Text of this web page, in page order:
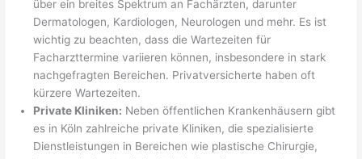
über ein breites Spektrum an Fachärzten, darunter
Dermatologen, Kardiologen, Neurologen und mehr. Es ist
wichtig zu beachten, dass die Wartezeiten für
Facharzttermine variieren können, insbesondere in stark
nachgefragten Bereichen. Privatversicherte haben oft
kürzere Wartezeiten.
Private Kliniken: Neben öffentlichen Krankenhäusern gibt
es in Köln zahlreiche private Kliniken, die spezialisierte
Dienstleistungen in Bereichen wie plastische Chirurgie,